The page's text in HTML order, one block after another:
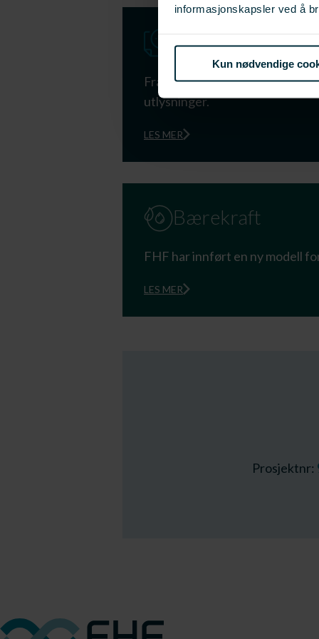
informasjonskapsler ved å
Kun nødvendige
Ny digital
Fra 1. januar 2025 har vi gått
utlysninger.
LES MER
Bærekraft
FHF har innført en ny modell
LES MER
Prosjektnr: